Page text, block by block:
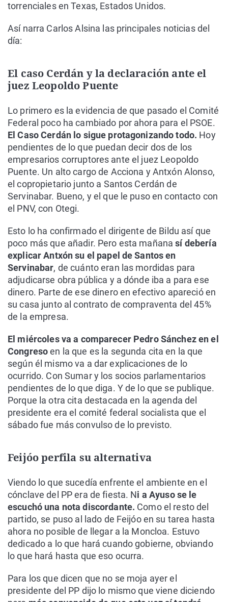
torrenciales en Texas, Estados Unidos.
Así narra Carlos Alsina las principales noticias del
día:
El caso Cerdán y la declaración ante el
juez Leopoldo Puente
Lo primero es la evidencia de que pasado el Comité
Federal poco ha cambiado por ahora para el PSOE.
El Caso Cerdán lo sigue protagonizando todo. Hoy
pendientes de lo que puedan decir dos de los
empresarios corruptores ante el juez Leopoldo
Puente. Un alto cargo de Acciona y Antxón Alonso,
el copropietario junto a Santos Cerdán de
Servinabar. Bueno, y el que le puso en contacto con
el PNV, con Otegi.
Esto lo ha confirmado el dirigente de Bildu así que
poco más que añadir. Pero esta mañana sí debería
explicar Antxón su el papel de Santos en
Servinabar, de cuánto eran las mordidas para
adjudicarse obra pública y a dónde iba a para ese
dinero. Parte de ese dinero en efectivo apareció en
su casa junto al contrato de compraventa del 45%
de la empresa.
El miércoles va a comparecer Pedro Sánchez en el
Congresoen la que es la segunda cita en la que
según él mismo va a dar explicaciones de lo
ocurrido. Con Sumar y los socios parlamentarios
pendientes de lo que diga. Y de lo que se publique.
Porque la otra cita destacada en la agenda del
presidente era el comité federal socialista que el
sábado fue más convulso de lo previsto.
Feijóo perfila su alternativa
Viendo lo que sucedía enfrente el ambiente en el
cónclave del PP era de fiesta. Ni a Ayuso se le
escuchó una nota discordante. Como el resto del
partido, se puso al lado de Feijóo en su tarea hasta
ahora no posible de llegar a la Moncloa. Estuvo
dedicado a lo que hará cuando gobierne, obviando
lo que hará hasta que eso ocurra.
Para los que dicen que no se moja ayer el
presidente del PP dijo lo mismo que viene diciendo